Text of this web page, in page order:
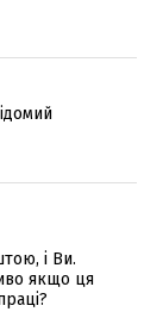
і Ви.
якщо ця